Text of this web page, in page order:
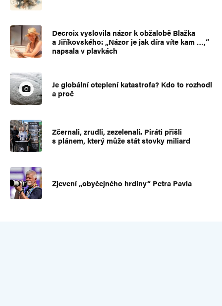
Decroix vyslovila názor k obžalobě Blažka
a Jiříkovského: „Názor je jak díra víte kam …,“
napsala v plavkách
Je globální oteplení katastrofa? Kdo to rozhodl
a proč
Zčernali, zrudli, zezelenali. Piráti přišli
s plánem, který může stát stovky miliard
Zjevení „obyčejného hrdiny“ Petra Pavla